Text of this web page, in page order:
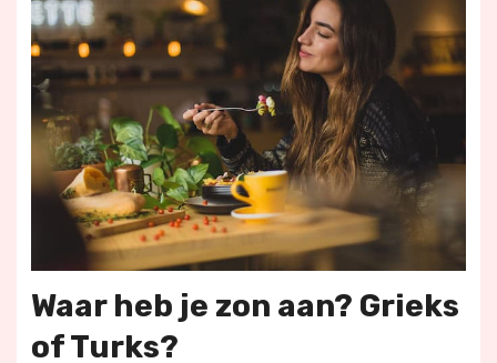
Waar heb je zon aan? Grieks
of Turks?